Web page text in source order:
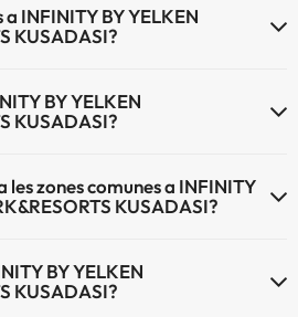
poden ser de pagament).
INFINITY BY YELKEN
KUSADASI?
BY YELKEN
KUSADASI?
zones comunes a INFINITY
KUSADASI?
BY YELKEN
KUSADASI?